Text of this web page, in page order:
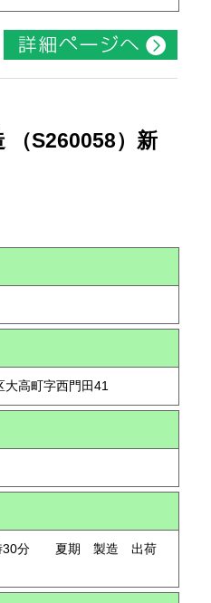
（S260058）新
高町字西門田41
30分 夏期 製造 出荷